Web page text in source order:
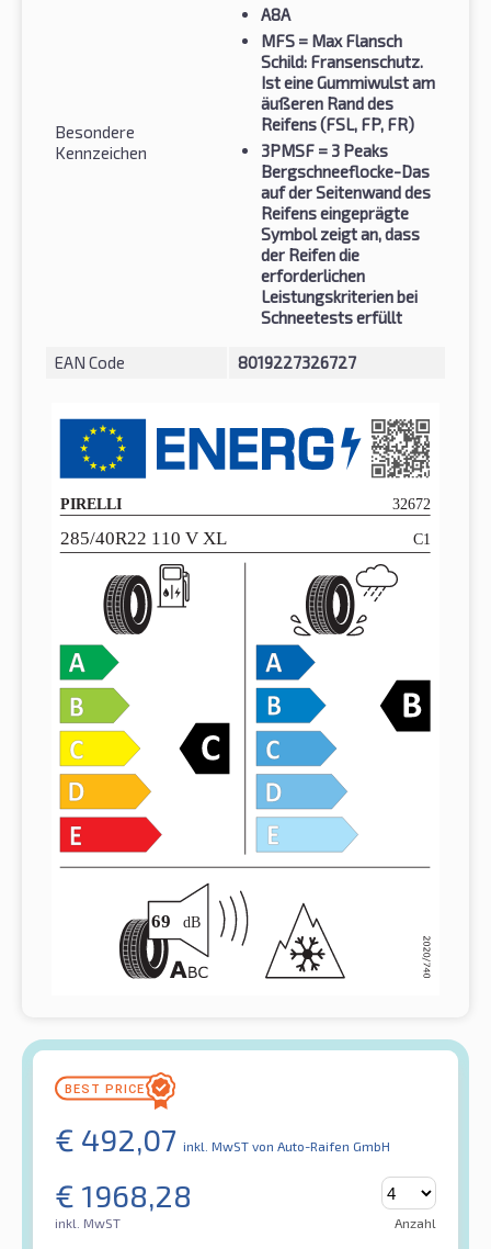
Besondere
Kennzeichen
A8A
MFS = Max Flansch
Schild: Fransenschutz.
Ist eine Gummiwulst am
äußeren Rand des
Reifens (FSL, FP, FR)
3PMSF = 3 Peaks
Bergschneeflocke-Das
auf der Seitenwand des
Reifens eingeprägte
Symbol zeigt an, dass
der Reifen die
erforderlichen
Leistungskriterien bei
Schneetests erfüllt
EAN Code 8019227326727
€ 492,07 inkl. MwST von Auto-Raifen GmbH
€ 1968,28
inkl. MwST Anzahl